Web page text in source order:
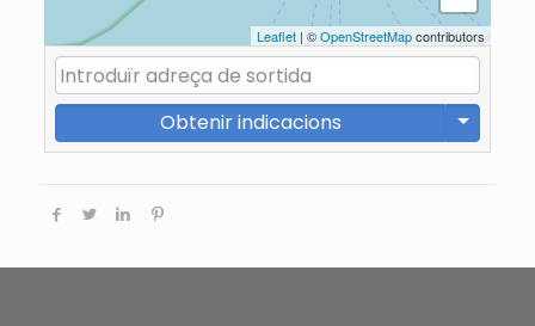
Leaflet | ©OpenStreetMapcontributors
Obtenir indicacions